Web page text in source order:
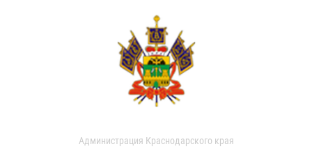
Администрация Краснодарского края